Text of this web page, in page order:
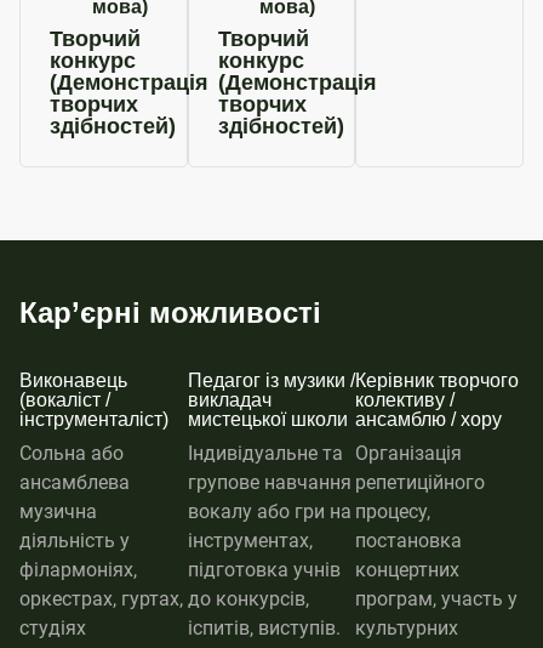
мова)
Творчий
конкурс
(Демонстрація
творчих
здібностей)
мова)
Творчий
конкурс
(Демонстрація
творчих
здібностей)
Кар’єрні можливості
Виконавець
(вокаліст /
інструменталіст)
Сольна або
ансамблева
музична
діяльність у
філармоніях,
оркестрах, гуртах,
студіях
Педагог із музики /
викладач
мистецької школи
Індивідуальне та
групове навчання
вокалу або гри на
інструментах,
підготовка учнів
до конкурсів,
іспитів, виступів.
Керівник творчого
колективу /
ансамблю / хору
Організація
репетиційного
процесу,
постановка
концертних
програм, участь у
культурних